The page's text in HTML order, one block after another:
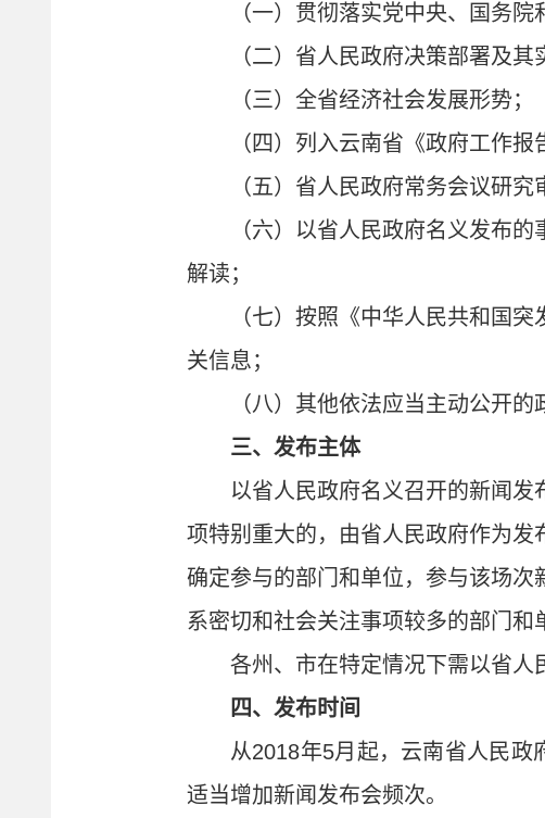
（一）贯彻落实党中央、国务院
（二）省人民政府决策部署及其
（三）全省经济社会发展形势；
（四）列入云南省《政府工作
（五）省人民政府常务会议研
（六）以省人民政府名义发布
解读；
（七）按照《中华人民共和国
关信息；
（八）其他依法应当主动公开
三、发布主体
以省人民政府名义召开的新闻
项特别重大的，由省人民政府作为
确定参与的部门和单位，参与该场
系密切和社会关注事项较多的部门和
各州、市在特定情况下需以省人
四、发布时间
从2018年5月起，云南省人民
适当增加新闻发布会频次。